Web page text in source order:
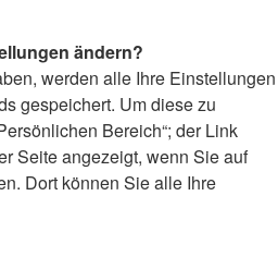
ändern?
werden alle Ihre Einstellungen
gespeichert. Um diese zu
Bereich“; der Link
Seite angezeigt, wenn Sie auf
Dort können Sie alle Ihre